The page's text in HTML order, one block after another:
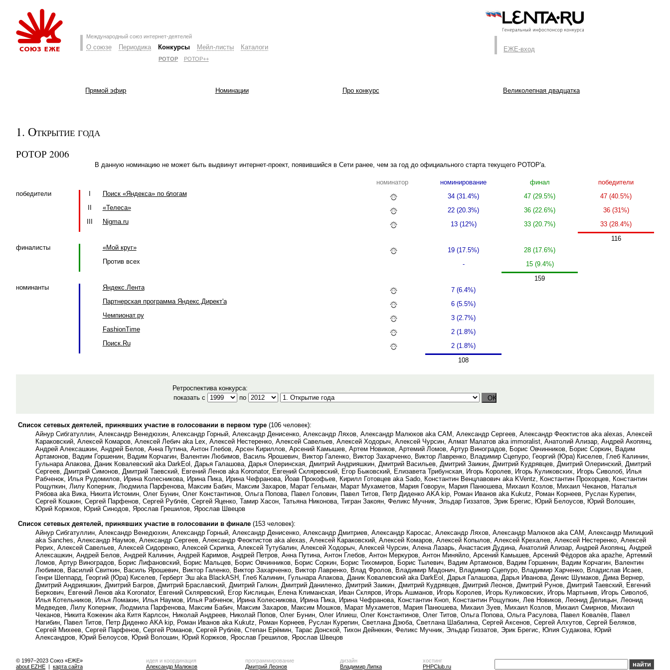
Международный союз интернет-деятелей
О союзе Периодика Конкурсы Мейл-листы Каталоги
РОТОР РОТОР++
ЕЖЕ-вход
Прямой эфир Номинации Про конкурс Великолепная двадцатка
1. Открытие года
РОТОР 2006
В данную номинацию не может быть выдвинут интернет-проект, появившийся в Сети ранее, чем за год до официального старта текущего РОТОР'а.
номинатор номинирование финал победители
победители Поиск «Яндекса» по блогам 34 (31.4%) 47 (29.5%) 47 (40.5%)
«Телеса» 22 (20.3%) 36 (22.6%) 36 (31%)
Nigma.ru 13 (12%) 33 (20.7%) 33 (28.4%)
116
финалисты
«Мой круг» 19 (17.5%) 28 (17.6%)
Против всех - 15 (9.4%)
159
номинанты
Яндекс.Лента 7 (6.4%)
Партнерская программа Яндекс.Директ'а 6 (5.5%)
Чемпионат.ру 3 (2.7%)
FashionTime 2 (1.8%)
Поиск.Ru 2 (1.8%)
108
Ретроспектива конкурса:
показать с
по
Список сетевых деятелей, принявших участие в голосовании в первом туре (106 человек):
Айнур Сибгатуллин, Александр Венедюхин, Александр Горный, Александр Денисенко, Александр Ляхов, Александр Малюков aka CAM, Александр Сергеев, Александр Феоктистов aka alexas, Алексей
Караковский, Алексей Комаров, Алексей Лебич aka Lex, Алексей Нестеренко, Алексей Савельев, Алексей Ходорыч, Алексей Чурсин, Алмат Малатов aka immoralist, Анатолий Ализар, Андрей Акопянц,
Андрей Алексашкин, Андрей Белов, Анна Путина, Антон Глебов, Арсен Кириллов, Арсений Камышев, Артем Новиков, Артемий Ломов, Артур Виноградов, Борис Овчинников, Борис Соркин, Вадим
Артамонов, Вадим Горшенин, Вадим Корчагин, Валентин Любимов, Василь Ярошевич, Виктор Галенко, Виктор Захарченко, Виктор Лавренко, Владимир Сцепуро, Георгий (Юра) Киселев, Глеб Калинин,
Гульнара Апакова, Даник Ковалевский aka DarkEol, Дарья Галашова, Дарья Олеринская, Дмитрий Андрияшкин, Дмитрий Васильев, Дмитрий Заикин, Дмитрий Кудрявцев, Дмитрий Олеринский, Дмитрий
Сергеев, Дмитрий Симонов, Дмитрий Таевский, Евгений Ленов aka Koronator, Евгений Скляревский, Егор Быковский, Елизавета Трибунская, Игорь Королев, Игорь Куликовских, Игорь Сиволоб, Илья
Рабченок, Илья Рудомилов, Ирина Колесникова, Ирина Пика, Ирина Чефранова, Йоав Прокофьев, Кирилл Готовцев aka Sado, Константин Венцлавович aka KVentz, Константин Прохорцев, Константин
Рощупкин, Лилу Коперник, Людмила Парфенова, Максим Бабич, Максим Захаров, Марат Гельман, Марат Мухаметов, Мария Говорун, Мария Панюшева, Михаил Козлов, Михаил Чеканов, Наталья
Рябова aka Вика, Никита Истомин, Олег Бунин, Олег Константинов, Ольга Попова, Павел Головин, Павел Титов, Петр Диденко AKA kip, Роман Иванов aka Kukutz, Роман Корнеев, Руслан Курепин,
Сергей Кошкин, Сергей Парфенов, Сергей Рублёв, Сергей Яценко, Тамир Хасон, Татьяна Никонова, Тигран Закоян, Феликс Мучник, Эльдар Гиззатов, Эрик Брегис, Юрий Белоусов, Юрий Волошин,
Юрий Коржков, Юрий Синодов, Ярослав Грешилов, Ярослав Швецов
Список сетевых деятелей, принявших участие в голосовании в финале (153 человек):
Айнур Сибгатуллин, Александр Венедюхин, Александр Горный, Александр Денисенко, Александр Дмитриев, Александр Каросас, Александр Ляхов, Александр Малюков aka CAM, Александр Милицкий
aka Sanches, Александр Наумов, Александр Сергеев, Александр Феоктистов aka alexas, Алексей Караковский, Алексей Комаров, Алексей Копылов, Алексей Крехалев, Алексей Нестеренко, Алексей
Рерих, Алексей Савельев, Алексей Сидоренко, Алексей Скрипка, Алексей Тутубалин, Алексей Ходорыч, Алексей Чурсин, Алена Лазарь, Анастасия Дудина, Анатолий Ализар, Андрей Акопянц, Андрей
Алексашкин, Андрей Белов, Андрей Калинин, Андрей Каримов, Андрей Петров, Анна Путина, Антон Глебов, Антон Меркуров, Антон Миняйло, Арсений Камышев, Арсений Фёдоров aka apazhe, Артемий
Ломов, Артур Виноградов, Борис Лифановский, Борис Мальцев, Борис Овчинников, Борис Соркин, Борис Тихомиров, Борис Тылевич, Вадим Артамонов, Вадим Горшенин, Вадим Корчагин, Валентин
Любимов, Василий Свиткин, Василь Ярошевич, Виктор Галенко, Виктор Захарченко, Виктор Лавренко, Влад Фролов, Владимир Мадонич, Владимир Сцепуро, Владимир Харченко, Владислав Исаев,
Генри Шеппард, Георгий (Юра) Киселев, Герберт Эш aka BlackASH, Глеб Калинин, Гульнара Апакова, Даник Ковалевский aka DarkEol, Дарья Галашова, Дарья Иванова, Денис Шумаков, Дима Вернер,
Дмитрий Андрияшкин, Дмитрий Багров, Дмитрий Браславский, Дмитрий Галкин, Дмитрий Даниленко, Дмитрий Заикин, Дмитрий Кудрявцев, Дмитрий Леонов, Дмитрий Рунов, Дмитрий Таевский, Евгений
Беркович, Евгений Ленов aka Koronator, Евгений Скляревский, Егор Кислицын, Елена Климанская, Иван Скляров, Игорь Ашманов, Игорь Королев, Игорь Куликовских, Игорь Мартынив, Игорь Сиволоб,
Илья Котельников, Илья Ломакин, Илья Наумов, Илья Рабченок, Ирина Колесникова, Ирина Пика, Ирина Чефранова, Константин Кноп, Константин Рощупкин, Лев Новиков, Леонид Делицын, Леонид
Медведев, Лилу Коперник, Людмила Парфенова, Максим Бабич, Максим Захаров, Максим Мошков, Марат Мухаметов, Мария Панюшева, Михаил Зуев, Михаил Козлов, Михаил Смирнов, Михаил
Чеканов, Никита Кожекин aka Китя Карлсон, Николай Андреев, Николай Попов, Олег Бунин, Олег Илиеш, Олег Константинов, Олег Титов, Ольга Попова, Ольга Расулова, Павел Ковалёв, Павел
Нагибин, Павел Титов, Петр Диденко AKA kip, Роман Иванов aka Kukutz, Роман Корнеев, Руслан Курепин, Светлана Дзюба, Светлана Шабалина, Сергей Аксенов, Сергей Алхутов, Сергей Беляков,
Сергей Михеев, Сергей Парфенов, Сергей Романов, Сергей Рублёв, Степан Ерёмин, Тарас Донской, Тихон Дейнекин, Феликс Мучник, Эльдар Гиззатов, Эрик Брегис, Юлия Судакова, Юрий
Александров, Юрий Белоусов, Юрий Волошин, Юрий Коржков, Ярослав Грешилов, Ярослав Швецов
© 1997–2023 Союз «ЕЖЕ»
about EZHE | карта сайта
идея и координация
Александр Малюков
программирование
Дмитрий Леонов
дизайн
Владимир Липка
хостинг
PHPClub.ru